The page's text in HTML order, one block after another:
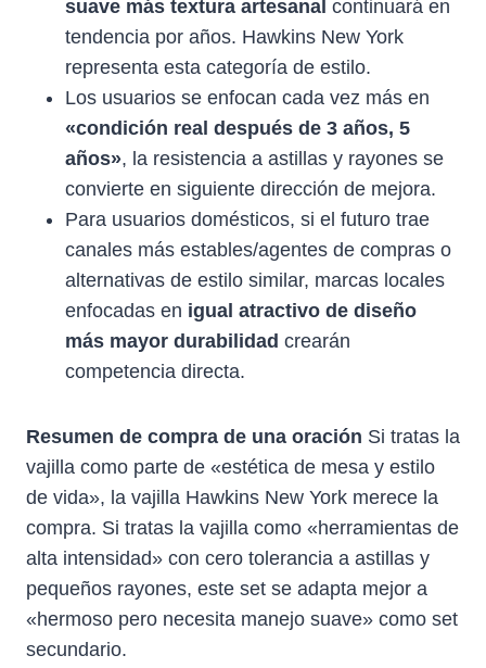
suave más textura artesanal continuará en
tendencia por años. Hawkins New York
representa esta categoría de estilo.
Los usuarios se enfocan cada vez más en
«condición real después de 3 años, 5
años», la resistencia a astillas y rayones se
convierte en siguiente dirección de mejora.
Para usuarios domésticos, si el futuro trae
canales más estables/agentes de compras o
alternativas de estilo similar, marcas locales
enfocadas en igual atractivo de diseño
más mayor durabilidad crearán
competencia directa.
Resumen de compra de una oración Si tratas la
vajilla como parte de «estética de mesa y estilo
de vida», la vajilla Hawkins New York merece la
compra. Si tratas la vajilla como «herramientas de
alta intensidad» con cero tolerancia a astillas y
pequeños rayones, este set se adapta mejor a
«hermoso pero necesita manejo suave» como set
secundario.